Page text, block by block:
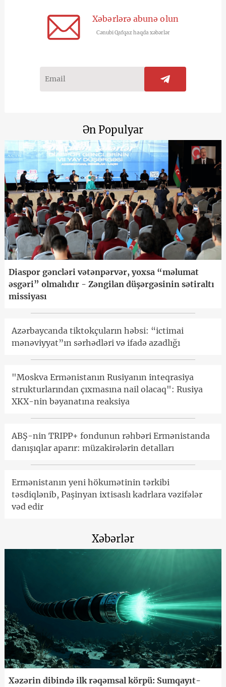
Xəbərlərə abunə olun
Cənubi Qafqaz haqda xəbərlər
Ən Populyar
Diaspor gəncləri vətənpərvər, yoxsa “məlumat
əsgəri” olmalıdır - Zəngilan düşərgəsinin sətiraltı
missiyası
Azərbaycanda tiktokçuların həbsi: “ictimai
mənəviyyat”ın sərhədləri və ifadə azadlığı
"Moskva Ermənistanın Rusiyanın inteqrasiya
strukturlarından çıxmasına nail olacaq": Rusiya
XKX-nin bəyanatına reaksiya
ABŞ-nin TRIPP+ fondunun rəhbəri Ermənistanda
danışıqlar aparır: müzakirələrin detalları
Ermənistanın yeni hökumətinin tərkibi
təsdiqlənib, Paşinyan ixtisaslı kadrlara vəzifələr
vəd edir
Xəbərlər
Xəzərin dibində ilk rəqəmsal körpü: Sumqayıt-